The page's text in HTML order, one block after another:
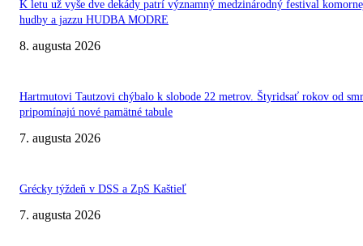
K letu už vyše dve dekády patrí významný medzinárodný festival
hudby a jazzu HUDBA MODRE
8. augusta 2026
Hartmutovi Tautzovi chýbalo k slobode 22 metrov. Štyridsať rokov od
pripomínajú nové pamätné tabule
7. augusta 2026
Grécky týždeň v DSS a ZpS Kaštieľ
7. augusta 2026